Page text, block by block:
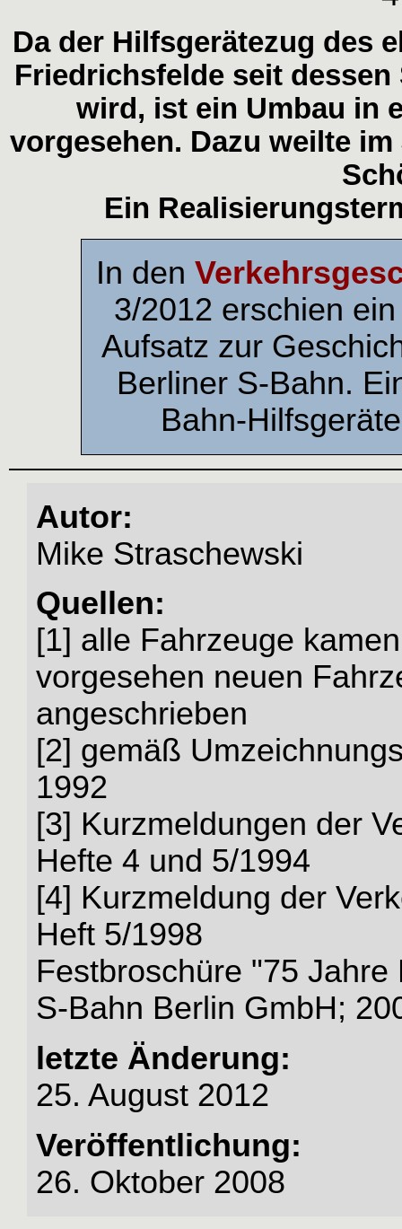
Da der Hilfsgerätezug des
Friedrichsfelde seit
wird, ist ein Umbau in
vorgesehen. Dazu weilte
Ein
In den
3/2012 erschien
Aufsatz zur
Berliner S-Bahn.
Bahn-
Autor:
Mike Straschewski
Quellen:
[1] alle Fahrzeuge
vorgesehen neuen
angeschrieben
[2] gemäß
1992
[3] Kurzmeldungen der
Hefte 4 und 5/1994
[4] Kurzmeldung der
Heft 5/1998
Festbroschüre "75
S-Bahn Berlin GmbH;
letzte Änderung:
25. August 2012
Veröffentlichung:
26. Oktober 2008